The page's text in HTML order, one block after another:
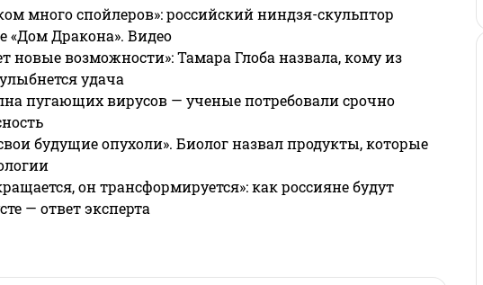
много спойлеров»: российский ниндзя-скульптор
«Дом Дракона». Видео
новые возможности»: Тамара Глоба назвала, кому из
удача
пугающих вирусов — ученые потребовали срочно
будущие опухоли». Биолог назвал продукты, которые
он трансформируется»: как россияне будут
— ответ эксперта